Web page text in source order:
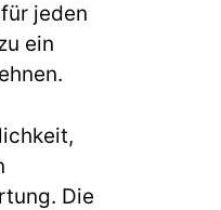
jeden
ein
Die